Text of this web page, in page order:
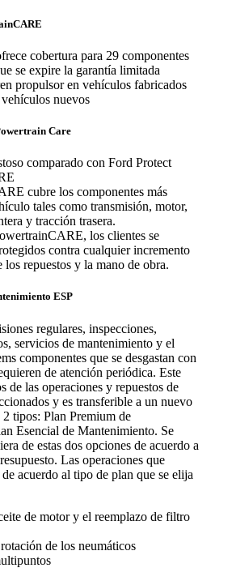
cobertura para 29 componentes
se expire la garantía limitada
propulsor en vehículos fabricados
nuevos
Care
comparado con Ford Protect
cubre los componentes más
tales como transmisión, motor,
y tracción trasera.
los clientes se
contra cualquier incremento
los repuestos y la mano de obra.
ESP
regulares, inspecciones,
servicios de mantenimiento y el
componentes que se desgastan con
de atención periódica. Este
de las operaciones y repuestos de
y es transferible a un nuevo
tipos: Plan Premium de
Esencial de Mantenimiento. Se
de estas dos opciones de acuerdo a
Las operaciones que
acuerdo al tipo de plan que se elija
de motor y el reemplazo de filtro
de los neumáticos